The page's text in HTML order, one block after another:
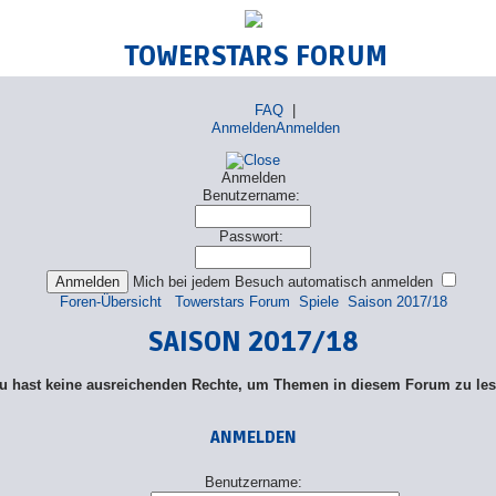
TOWERSTARS FORUM
FAQ |
AnmeldenAnmelden
Anmelden
Benutzername:
Passwort:
Mich bei jedem Besuch automatisch anmelden
Foren-Übersicht
Towerstars Forum Spiele Saison 2017/18
SAISON 2017/18
hast keine ausreichenden Rechte, um Themen in diesem Forum zu
ANMELDEN
Benutzername: